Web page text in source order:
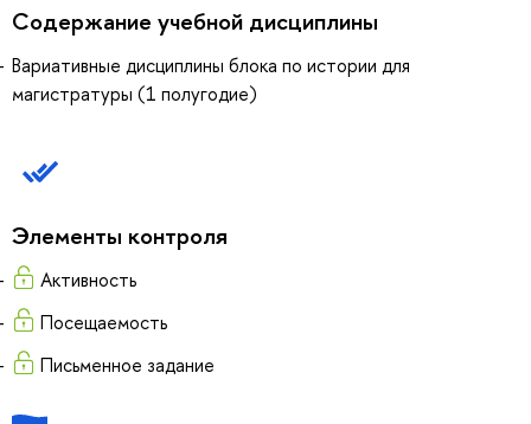
Содержание учебной дисциплины
Вариативные дисциплины блока по истории для
магистратуры (1 полугодие)
Элементы контроля
Активность
Посещаемость
Письменное задание